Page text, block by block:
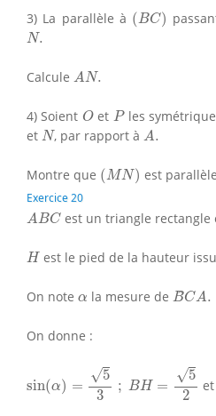
3) La parallèle à (BC)
(BC)
N.
N.
Calcule AN.
A N.
4) Soient O
Oet P
Ples
et N
N, par rapport àA.
A.
Montre que (MN)
(MN) est
Exercice 20
ABC
A BC est un triangle rectangle
H
Hest le pied de la hauteur
On note α
α la mesure de BCA.
BCA.
On donne :
sin(α) =
√5
3
; BH =
√5
2
BH
et